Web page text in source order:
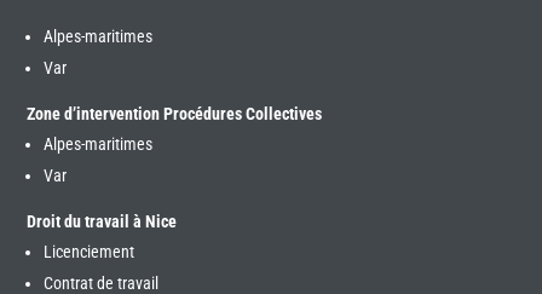
Alpes-maritimes
Var
Zone d’intervention Procédures Collectives
Alpes-maritimes
Var
Droit du travail à Nice
Licenciement
Contrat de travail